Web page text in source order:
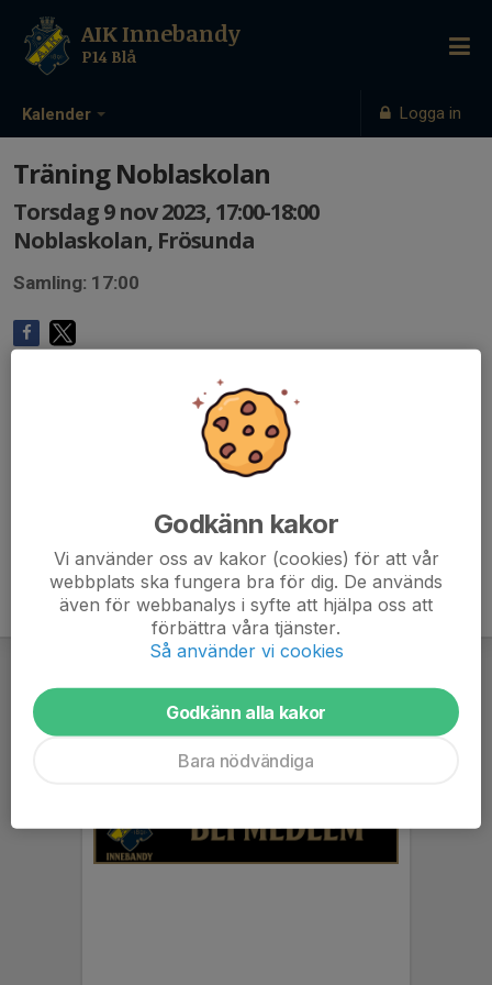
Kalender Logga in
AIK Innebandy
P14 Blå
Träning Noblaskolan
Torsdag 9 nov 2023, 17:00-18:00
Noblaskolan, Frösunda
Samling: 17:00
Godkänn kakor
Vi använder oss av kakor (cookies) för att vår
webbplats ska fungera bra för dig. De används
även för webbanalys i syfte att hjälpa oss att
förbättra våra tjänster.
Så använder vi cookies
Godkänn alla kakor
Bara nödvändiga